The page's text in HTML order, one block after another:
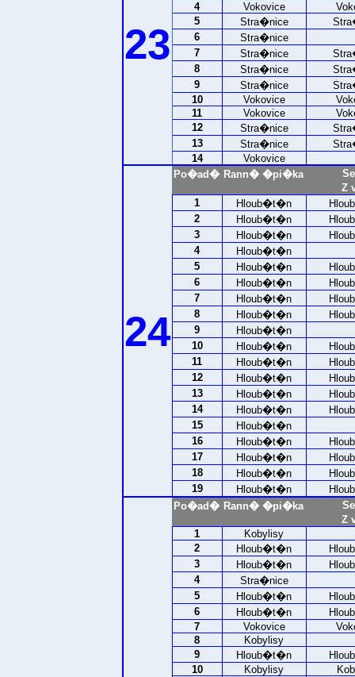
23
4
Vokovice
5
Stra�nice
6
Stra�nice
7
Stra�nice
8
Stra�nice
9
Stra�nice
10
Vokovice
11
Vokovice
12
Stra�nice
13
Stra�nice
14
Vokovice
24
Po�ad� Rann� �pi�ka
Z
1
Hloub�t�n
2
Hloub�t�n
3
Hloub�t�n
4
Hloub�t�n
5
Hloub�t�n
6
Hloub�t�n
7
Hloub�t�n
8
Hloub�t�n
9
Hloub�t�n
10
Hloub�t�n
11
Hloub�t�n
12
Hloub�t�n
13
Hloub�t�n
14
Hloub�t�n
15
Hloub�t�n
16
Hloub�t�n
17
Hloub�t�n
18
Hloub�t�n
19
Hloub�t�n
Po�ad� Rann� �pi�ka
Z
1
Kobylisy
2
Hloub�t�n
3
Hloub�t�n
4
Stra�nice
5
Hloub�t�n
6
Hloub�t�n
7
Vokovice
8
Kobylisy
9
Hloub�t�n
10
Kobylisy